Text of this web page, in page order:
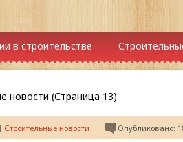
в строительстве
новости (Страница 13)
Строительные новости Опубликовано: